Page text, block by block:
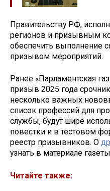
Правительству РФ,
регионов и призывным
обеспечить выполнение
призывом мероприятий.
Ранее «Парламентская
призыв 2025 года
несколько важных
список профессий для
службы, будут шире
повестки и в тестовом
реестр призывников. О
узнать в материале
Читайте также: